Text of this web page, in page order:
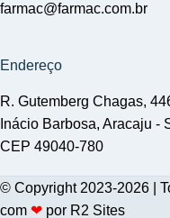
farmac@farmac.com.br
Endereço
R. Gutemberg Chagas,
Inácio Barbosa, Aracaju -
CEP 49040-780
© Copyright 2023-2026 |
com ❤ por R2 Sites